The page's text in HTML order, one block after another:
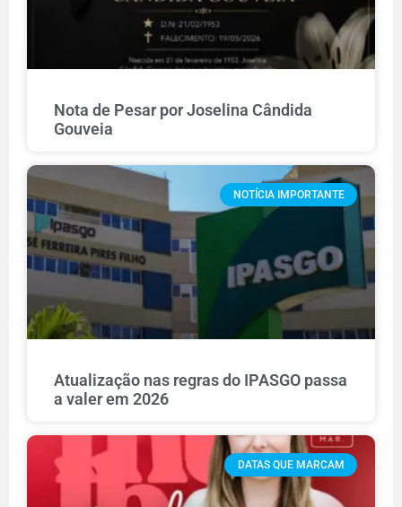
Nota de Pesar por Joselina Cândida
Gouveia
NOTÍCIA IMPORTANTE
Atualização nas regras do IPASGO passa
a valer em 2026
DATAS QUE MARCAM